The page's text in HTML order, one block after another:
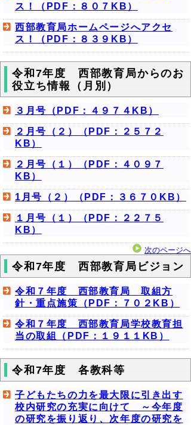
ス！（PDF：８０７KB）
西部教育局ホームページへアクセ
ス！（PDF：８３９KB）
令和7年度 西部教育局からのお
役立ち情報（月別）
３月号（PDF：４９７４KB）
２月号（２）（PDF：２５７２
KB）
２月号（１）（PDF：４０９７
KB）
1月号（２）（PDF：３６７０KB）
１月号（１）（PDF：２２７５
KB）
次のページへ
令和7年度 西部教育局ビジョン
令和７年度 西部教育局 取組方
針・重点施策（PDF：７０２KB）
令和７年度 西部教育局学校教育担
当の取組（PDF：１９１１KB）
令和7年度 各教科等
子どもたちの力を最大限に引き出す
校内研究の充実に向けて ～今年度
の研究を振り返り、次年度の研究を